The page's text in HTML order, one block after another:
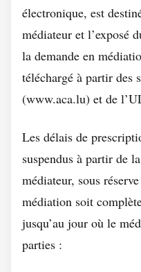
électronique, est
médiateur et l’exposé
la demande en
téléchargé à partir des
(www.aca.lu) et de
Les délais de
suspendus à partir de
médiateur, sous
médiation soit
jusqu’au jour où le
parties :